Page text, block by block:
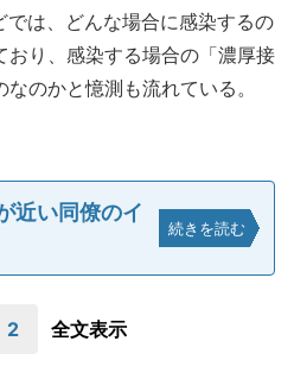
は、どんな場合に感染するの
おり、感染する場合の「濃厚接
のかと憶測も流れている。
近い同僚のイ
続きを読む
2 全文表示